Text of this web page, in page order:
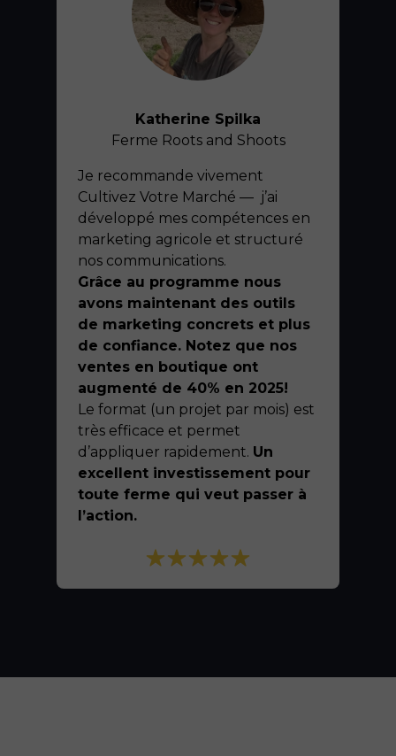
Katherine Spilka
Ferme Roots and Shoots
Je recommande vivement
Cultivez Votre Marché — j’ai
développé mes compétences en
marketing agricole et structuré
nos communications.
Grâce au programme nous
avons maintenant des outils
de marketing concrets et plus
de confiance. Notez que nos
ventes en boutique ont
augmenté de 40% en 2025!
Le format (un projet par mois) est
très efficace et permet
d’appliquer rapidement. Un
excellent investissement pour
toute ferme qui veut passer à
l’action.